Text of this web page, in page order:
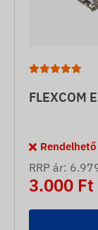
FLEXCOM
Rendelhető
RRP ár:
3.000 Ft